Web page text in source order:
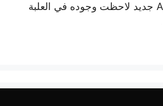
عند شرائك جهاز Apple جديد لاحظت وجوده في العلبة